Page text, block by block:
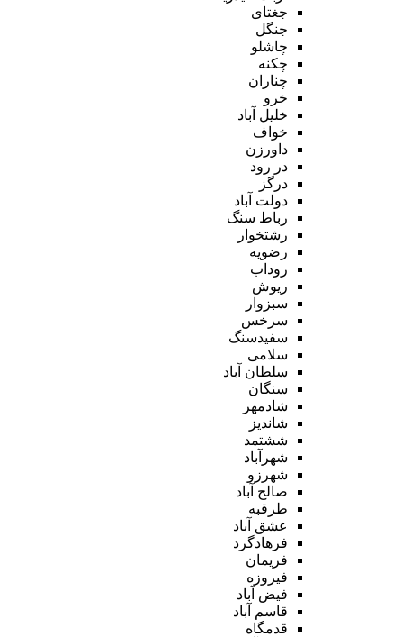
جغتای
جنگل
چاشلو
چکنه
چناران
خرو
خلیل آباد
خواف
داورزن
در رود
درگز
دولت آباد
رباط سنگ
رشتخوار
رضویه
روداب
ریوش
سبزوار
سرخس
سفیدسنگ
سلامی
سلطان آباد
سنگان
شادمهر
شاندیز
ششتمد
شهرآباد
شهرزو
صالح آباد
طرقبه
عشق آباد
فرهادگرد
فریمان
فیروزه
فیض آباد
قاسم آباد
قدمگاه